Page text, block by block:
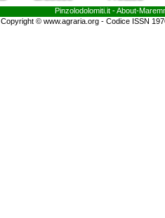
Pinzolodolomiti.it - About-
Copyright © www.agraria.org - Codice ISSN